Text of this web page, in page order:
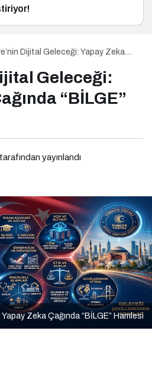
Dijital Geleceği: Yapay Zeka
Geleceği:
“BİLGE”
tarafından yayınlandı
Zeka Çağında “BİLGE” Hamlesi